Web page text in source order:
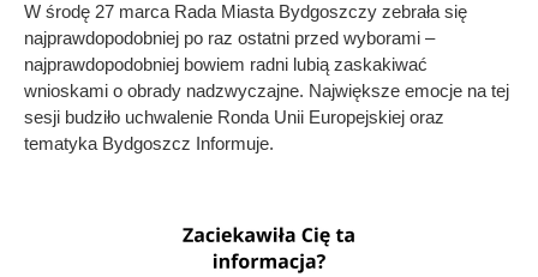
W środę 27 marca Rada Miasta Bydgoszczy zebrała się
najprawdopodobniej po raz ostatni przed wyborami –
najprawdopodobniej bowiem radni lubią zaskakiwać
wnioskami o obrady nadzwyczajne. Największe emocje na tej
sesji budziło uchwalenie Ronda Unii Europejskiej oraz
tematyka Bydgoszcz Informuje.